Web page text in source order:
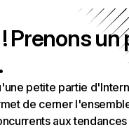
Prenons un
petite partie
de cerner
aux